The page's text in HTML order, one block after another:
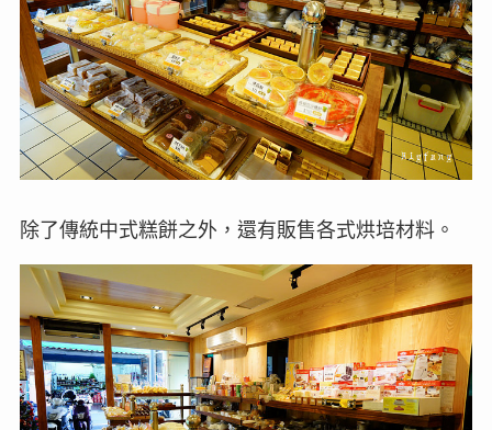
除了傳統中式糕餅之外，還有販售各式烘培材料。